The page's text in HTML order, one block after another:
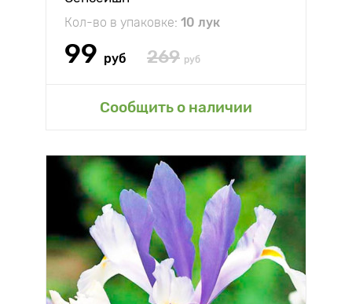
Кол-во в упаковке: 10 лук
99 руб 269 руб
Сообщить о наличии